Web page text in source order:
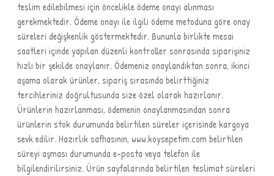
teslim edilebilmesi için öncelikle ödeme onayı alınması
gerekmektedir. Ödeme onayı ile ilgili ödeme metoduna göre onay
süreleri değişkenlik göstermektedir. Bununla birlikte mesai
saatleri içinde yapılan düzenli kontroller sonrasında siparişiniz
hızlı bir şekilde onaylanır. Ödemeniz onaylandıktan sonra, ikinci
aşama olarak ürünler, sipariş sırasında belirttiğiniz
tercihleriniz doğrultusunda size özel olarak hazırlanır.
Ürünlerin hazırlanması, ödemenin onaylanmasından sonra
ürünlerin stok durumunda belirtilen süreler içerisinde kargoya
sevk edilir. Hazırlık safhasının, www.koysepetim.com belirtilen
süreyi aşması durumunda e-posta veya telefon ile
bilgilendirilirsiniz. Ürün sayfalarında belirtilen teslimat süreleri